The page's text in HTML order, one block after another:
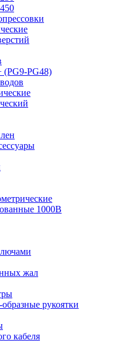
PG48)
1000В
жал
рукоятки
кабеля